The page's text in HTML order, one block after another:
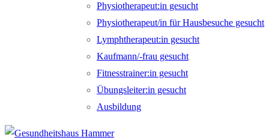
Physiotherapeut:in gesucht
Physiotherapeut/in für Hausbesuche gesucht
Lymphtherapeut:in gesucht
Kaufmann/-frau gesucht
Fitnesstrainer:in gesucht
Übungsleiter:in gesucht
Ausbildung